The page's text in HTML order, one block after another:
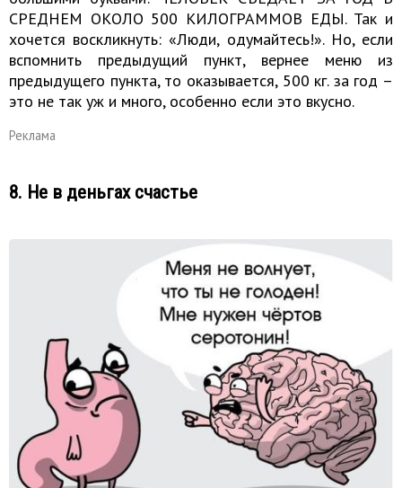
СРЕДНЕМ ОКОЛО 500 КИЛОГРАММОВ ЕДЫ. Так и
хочется воскликнуть: «Люди, одумайтесь!». Но, если
вспомнить предыдущий пункт, вернее меню из
предыдущего пункта, то оказывается, 500 кг. за год –
это не так уж и много, особенно если это вкусно.
Реклама
8. Не в деньгах счастье